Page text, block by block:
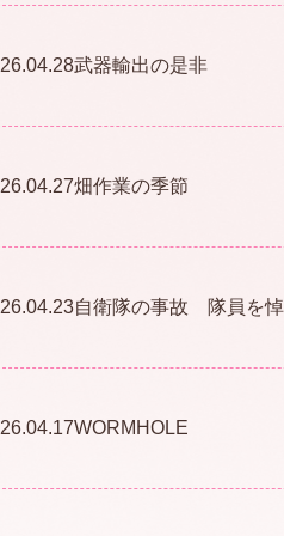
武器輸出の是非
畑作業の季節
自衛隊の事故 隊員を
WORMHOLE